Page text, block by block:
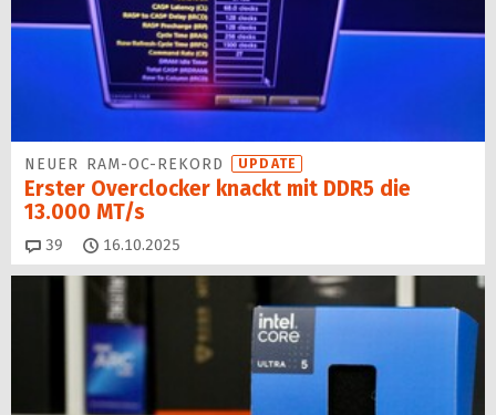
NEUER RAM-OC-REKORD UPDATE
Erster Overclocker knackt mit DDR5 die
13.000 MT/s
39 Kommentare
16.10.2025